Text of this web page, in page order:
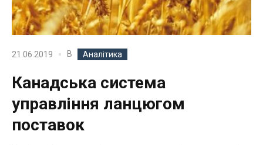
21.06.2019 В Аналітика
Канадська система
управління ланцюгом
поставок